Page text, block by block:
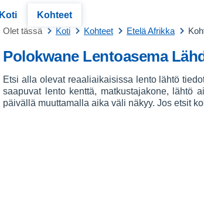
Koti
Kohteet
Olet tässä
Koti Kohteet Etelä Afrikka
Polokwane Lentoasema
Etsi alla olevat reaaliaikaisissa lento lähtö
saapuvat lento kenttä, matkustajakone, lähtö
päivällä muuttamalla aika väli näkyy. Jos etsit